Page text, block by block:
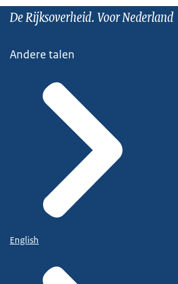
De Rijksoverheid. Voor Nederland
Andere talen
English